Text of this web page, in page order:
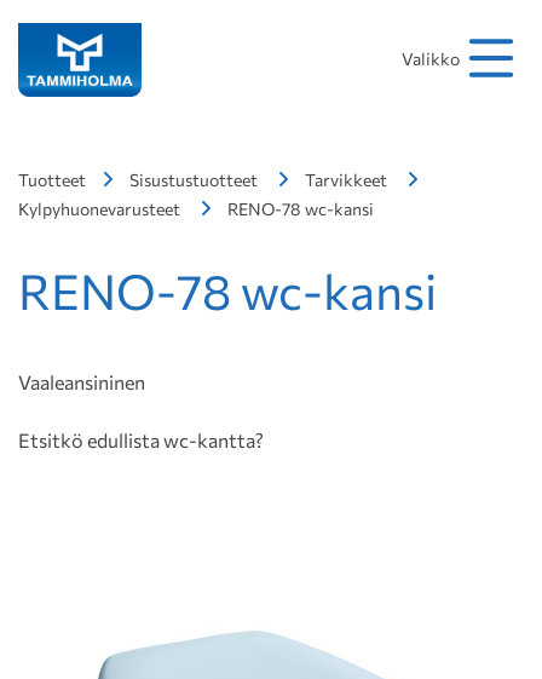
Valikko
Tuotteet Sisustustuotteet
Tarvikkeet
Kylpyhuonevarusteet
RENO-78 wc-kansi
RENO-78 wc-kansi
Vaaleansininen
Etsitkö edullista wc-kantta?